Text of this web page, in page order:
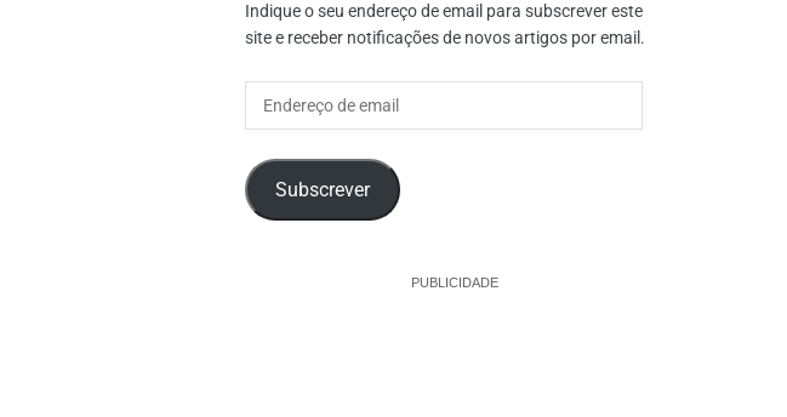
Indique o seu endereço de email para subscrever este
site e receber notificações de novos artigos por email.
Subscrever
PUBLICIDADE